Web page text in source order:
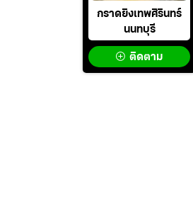
กราดยิงเทพศิรินทร์
นนทบุรี
ติดตาม